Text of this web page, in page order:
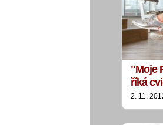
"Moje
říká
2. 11.